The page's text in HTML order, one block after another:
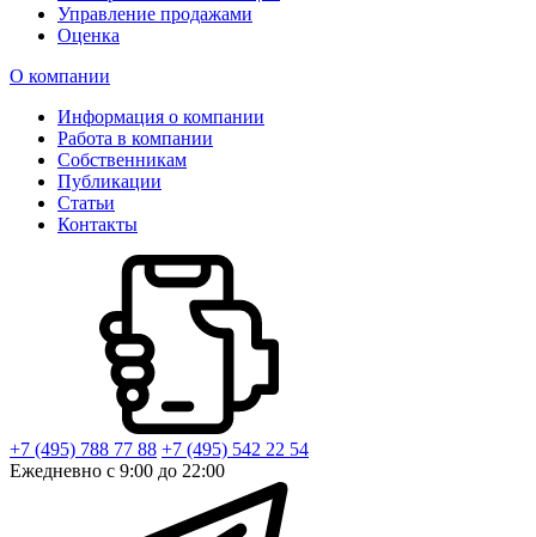
Управление продажами
Оценка
О компании
Информация о компании
Работа в компании
Собственникам
Публикации
Статьи
Контакты
+7 (495) 788 77 88 +7 (495) 542 22 54
Ежедневно с 9:00 до 22:00